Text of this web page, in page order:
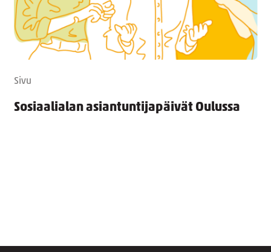
Sivu
Sosiaalialan asiantuntijapäivät Oulussa